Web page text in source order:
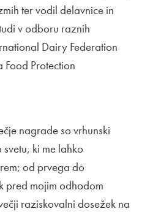
ter vodil delavnice in
v odboru raznih
Dairy Federation
Food Protection
nagrade so vrhunski
ki me lahko
od prvega do
pred mojim odhodom
raziskovalni dosežek na